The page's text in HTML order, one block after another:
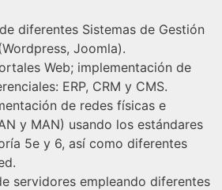
diferentes Sistemas de Gestión
Joomla).
Web; implementación de
ERP, CRM y CMS.
de redes físicas e
y MAN) usando los estándares
5e y 6, así como diferentes
servidores empleando diferentes